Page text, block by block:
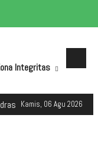
Integritas
Kamis, 06 Agu 2026
Tahun Ajaran